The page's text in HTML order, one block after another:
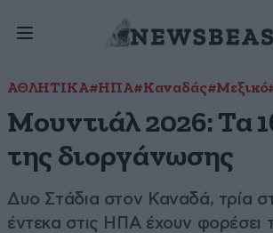
ΑΘΛΗΤΙΚΑ#ΗΠΑ#Καναδάς#Μεξικό
Μουντιάλ 2026: Τα
της διοργάνωσης
Δυο Στάδια στον Καναδά, τρία
έντεκα στις ΗΠΑ έχουν φορέσει